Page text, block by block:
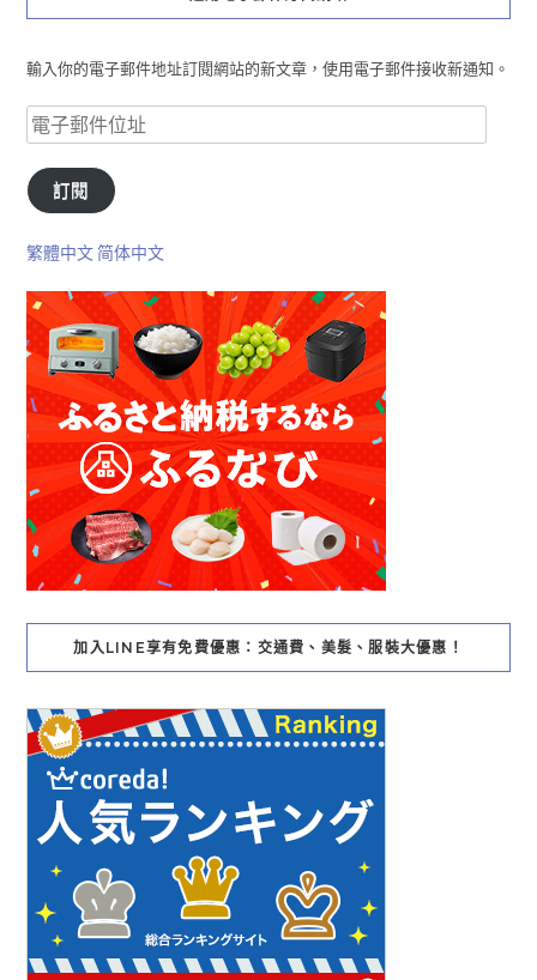
輸入你的電子郵件地址訂閱網站的新文章，使用電子郵件接收新通知。
訂閱
繁體中文 简体中文
加入LINE享有免費優惠：交通費、美髮、服裝大優惠！